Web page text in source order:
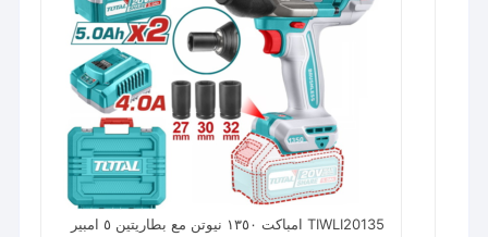
TIWLI20135 امباكت ١٣٥٠ نيوتن مع بطاريتين ٥ امبير